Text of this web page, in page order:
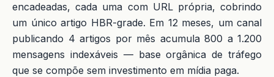
encadeadas, cada uma com URL própria, cobrindo
um único artigo HBR-grade. Em 12 meses, um canal
publicando 4 artigos por mês acumula 800 a 1.200
mensagens indexáveis — base orgânica de tráfego
que se compõe sem investimento em mídia paga.